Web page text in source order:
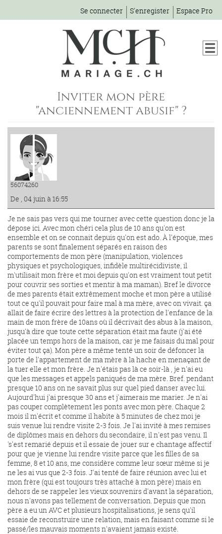
Se connecter S'enregister Espace Pro
Inviter mon père
"anciennement abusif" ?
56074260
De , 04 juin à 16:55
Je ne sais pas vers qui me tourner avec cette question donc je la
dépose ici. Avec mon chéri cela plus de 10 ans qu'on est
ensemble et on se connait depuis qu'on est ado. À l'époque, mes
parents se sont finalement séparés en raison des
comportements de mon père (manipulation, violences
physiques et psychologiques, infidèle multirécidiviste, il
m'utilisait mon frère et moi depuis qu'on est vraiment tout petit
pour couvrir ses sorties et mentir à ma maman). Bref le divorce
de mes parents était extrêmement moche et mon père a utilisé
tout ce qu'il pouvait pour faire mal à ma mère, avec on vivait. ça
allait de faire écrire des lettres à la protection de l'enfance de la
main de mon frère de 10ans où il décrivait des abus à la maison,
jusqu'à dire que toute cette séparation était ma faute (j'ai été
placée un temps hors de la maison, car je me faisais du mal pour
éviter tout ça). Mon père a même tenté un soir de défoncer la
porte de l'appartement de ma mère à la hache en menaçant de
la tuer elle et mon frère. Je n'étais pas là ce soir-là , je n'ai eu
que les messages et appels paniqués de ma mère. Bref. pendant
presque 10 ans on ne savait plus sur quel pied danser avec lui.
Aujourd'hui j'ai presque 30 ans et j'aimerais me marier. Je n'ai
pas couper complètement les ponts avec mon père. Chaque 2
mois il m'écrit et comme il habite à 5 minutes de chez moi je
suis venue lui rendre visite 2-3 fois. Je l'ai invité à mes remises
de diplômes mais en dehors du secondaire, il n'est pas venu. Il
's'est remarié depuis et il essaie de jouer sur e chantage affectif
pour que je vienne lui rendre visite parce que les filles de sa
femme, 8 et 10 ans, me considère comme leur sœur même si je
ne les ai vus que 2-3 fois. J'ai tenté de faire réunion avec lui et
mon frère (qui est toujours très attaché à mon père) mais en
dehors de se rappeler les vieux souvenirs d'avant la séparation,
nous n'avons pas tellement de conversation. Depuis que mon
père a eu un AVC et plusieurs hospitalisations, je sens qu'il
essaie de reconstruire une relation, mais en faisant comme si le
passé/les mauvais moments n'avaient jamais existé.